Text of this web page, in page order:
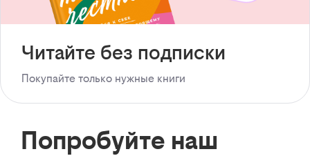
Читайте без подписки
Покупайте только нужные книги
Попробуйте наш